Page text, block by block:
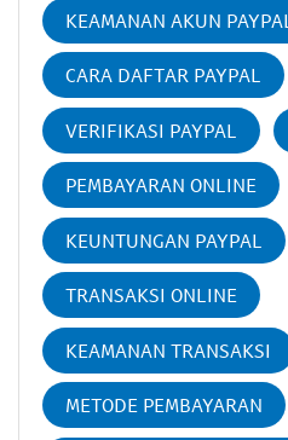
KEAMANAN AKUN PAYPAL
CARA DAFTAR PAYPAL
VERIFIKASI PAYPAL
PEMBAYARAN ONLINE
KEUNTUNGAN PAYPAL
TRANSAKSI ONLINE
KEAMANAN TRANSAKSI
METODE PEMBAYARAN